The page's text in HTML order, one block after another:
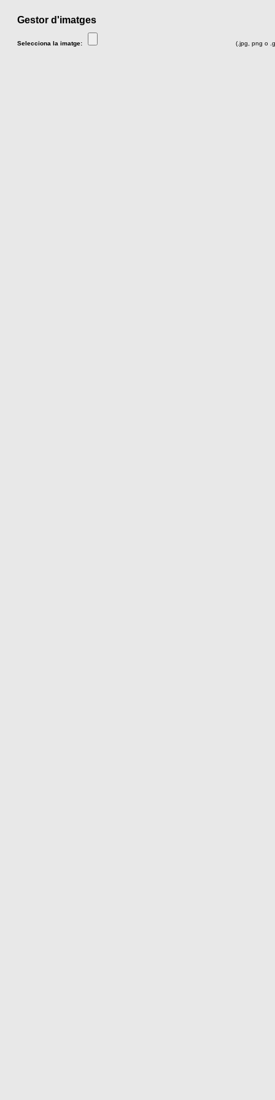
Gestor d'imatges
Selecciona la imatge: (.jpg, png o